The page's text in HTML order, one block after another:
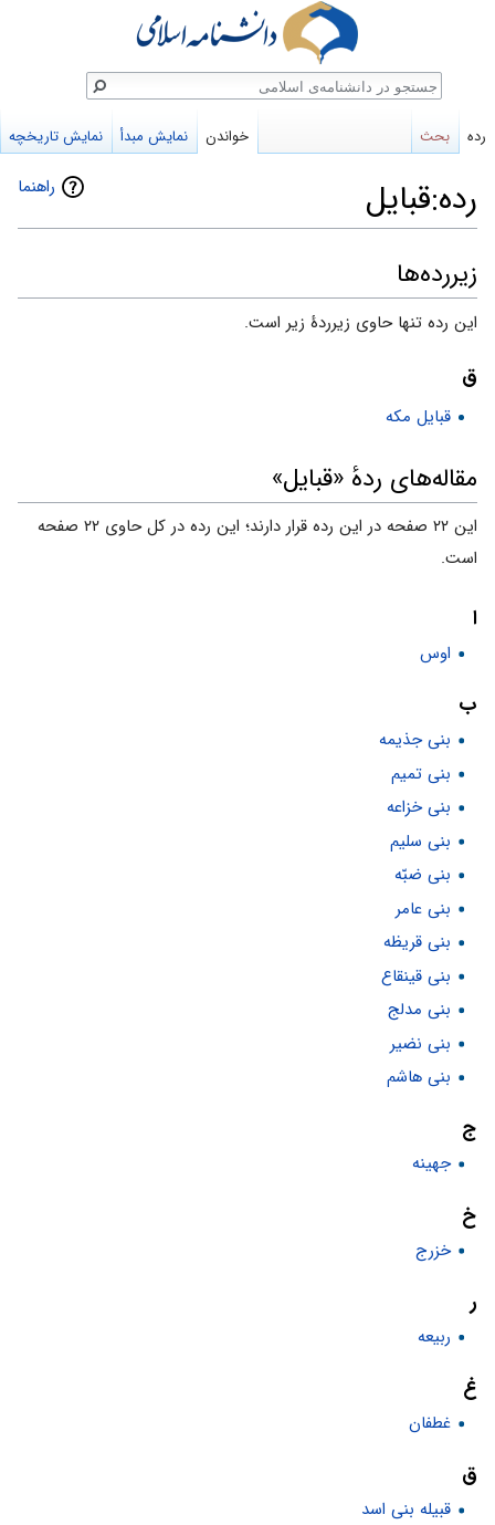
راهنما رده:قبایل
پرش
به
ناوبری
پرش
به
جستجو
زیررده‌ها
این رده تنها حاوی زیرردهٔ زیر است.
ق
قبایل مکه
مقاله‌های ردهٔ «قبایل»
این ۲۲ صفحه در این رده قرار دارند؛ این رده در کل حاوی ۲۲ صفحه
است.
ا
اوس
ب
بنى جذيمه
بنی تمیم
بنی خزاعه
بنی سلیم
بنی ضبّه
بنی عامر
بنی قریظه
بنی قینقاع
بنی مدلج
بنی نضیر
بنی هاشم
ج
جهينه
خ
خزرج
ر
ربیعه
غ
غطفان
ق
قبیله بنی اسد
رده بحث خواندن نمایش مبدأ نمایش تاریخچه
جستجو